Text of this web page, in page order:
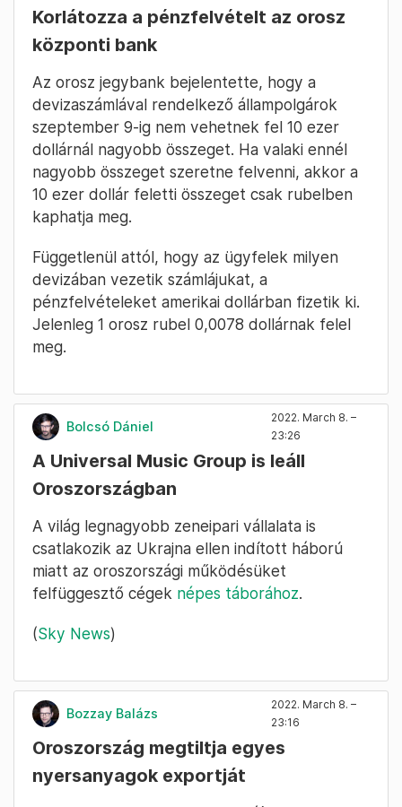
Korlátozza a pénzfelvételt az orosz
központi bank
Az orosz jegybank bejelentette, hogy a
devizaszámlával rendelkező állampolgárok
szeptember 9-ig nem vehetnek fel 10 ezer
dollárnál nagyobb összeget. Ha valaki ennél
nagyobb összeget szeretne felvenni, akkor a
10 ezer dollár feletti összeget csak rubelben
kaphatja meg.
Függetlenül attól, hogy az ügyfelek milyen
devizában vezetik számlájukat, a
pénzfelvételeket amerikai dollárban fizetik ki.
Jelenleg 1 orosz rubel 0,0078 dollárnak felel
meg.
Bolcsó Dániel
2022. March 8. –
23:26
A Universal Music Group is leáll
Oroszországban
A világ legnagyobb zeneipari vállalata is
csatlakozik az Ukrajna ellen indított háború
miatt az oroszországi működésüket
felfüggesztő cégek népes táborához.
(Sky News)
Bozzay Balázs
2022. March 8. –
23:16
Oroszország megtiltja egyes
nyersanyagok exportját